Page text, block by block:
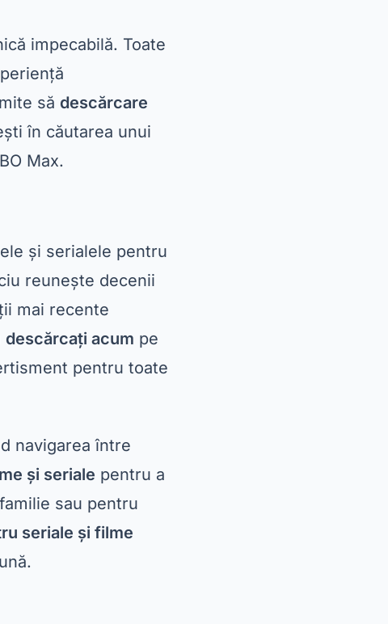
navigarea între
și seriale
sau pentru
seriale și filme
merită o
de streamingAcest
precum „The
suplimentare pentru
conținut
La fel ca celelalte
de vizionat
Amazon